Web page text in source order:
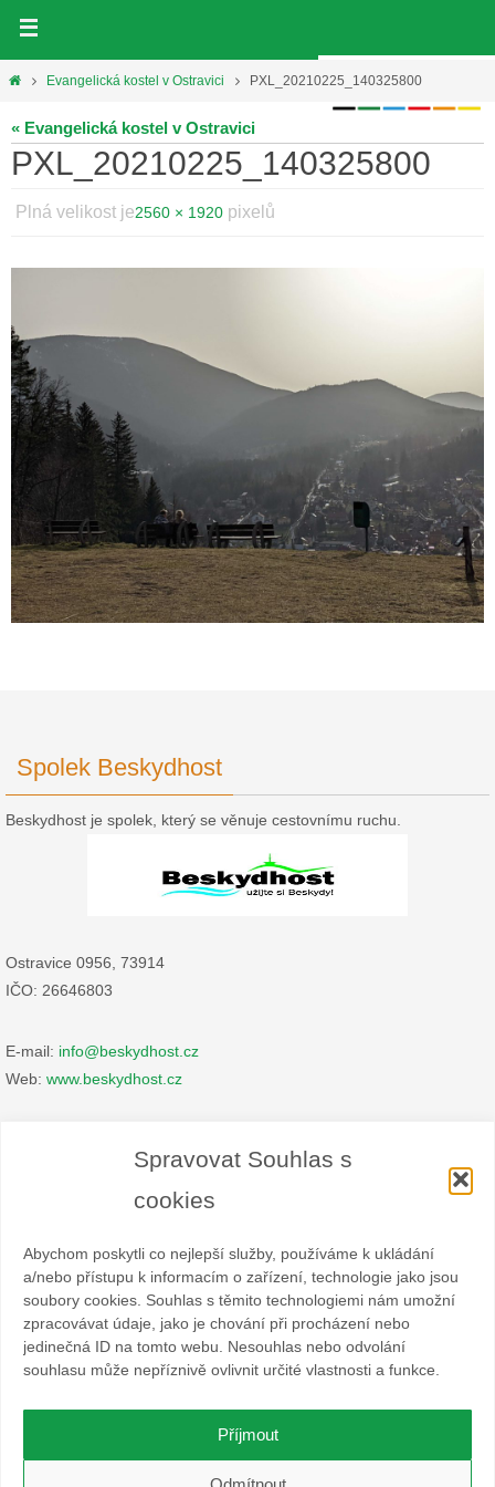
Spravovat Souhlas s
cookies
Abychom poskytli co nejlepší služby, používáme k ukládání
a/nebo přístupu k informacím o zařízení, technologie jako jsou
soubory cookies. Souhlas s těmito technologiemi nám umožní
zpracovávat údaje, jako je chování při procházení nebo
jedinečná ID na tomto webu. Nesouhlas nebo odvolání
souhlasu může nepříznivě ovlivnit určité vlastnosti a funkce.
Příjmout
obsahHomeEvangelická kostel v Ostravici PXL_20210225_140325800
« Evangelická kostel v Ostravici
PXL_20210225_140325800
Plná velikost je2560 × 1920 pixelů
Spolek Beskydhost
Beskydhost je spolek, který se věnuje cestovnímu ruchu.
Ostravice 0956, 73914
IČO: 26646803
E-mail: info@beskydhost.cz
Web: www.beskydhost.cz
Spolek BESKYDHOST je dobrovolný svazek fyzických a
právnických osob podnikajících v hostinské živnosti
a příbuzných oborech v oblasti cestovního ruchu. Místem
nad Ostravicí.
O WordPress se stará